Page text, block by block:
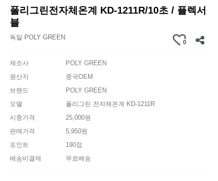
폴리그린전자체온계 KD-1211R/10초 / 플렉서
블
독일 POLY GREEN
0
제조사
POLY GREEN
원산지
중국OEM
브랜드
POLY GREEN
모델
폴리그린 전자체온계 KD-1211R
시중가격
25,000원
판매가격
5,950원
포인트
190점
배송비결제
무료배송